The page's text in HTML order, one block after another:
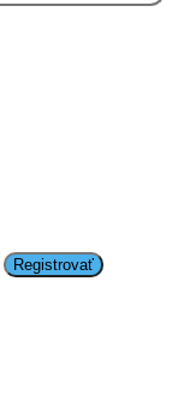
Registrovať